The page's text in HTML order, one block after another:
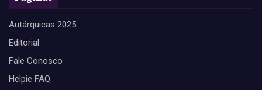
Autárquicas 2025
Editorial
Fale Conosco
Helpie FAQ